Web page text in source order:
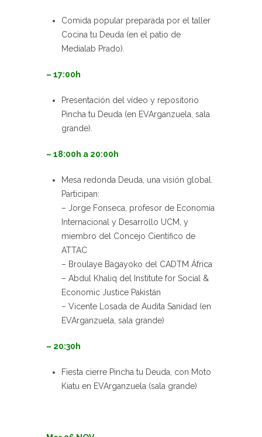
Comida popular preparada por el taller
Cocina tu Deuda (en el patio de
Medialab Prado).
– 17:00h
Presentación del vídeo y repositorio
Pincha tu Deuda (en EVArganzuela, sala
grande).
– 18:00h a 20:00h
Mesa redonda Deuda, una visión global.
Participan:
– Jorge Fonseca, profesor de Economía
Internacional y Desarrollo UCM, y
miembro del Concejo Científico de
ATTAC
– Broulaye Bagayoko del CADTM África
– Abdul Khaliq del Institute for Social &
Economic Justice Pakistán
– Vicente Losada de Audita Sanidad (en
EVArganzuela, sala grande)
– 20:30h
Fiesta cierre Pincha tu Deuda, con Moto
Kiatu en EVArganzuela (sala grande)